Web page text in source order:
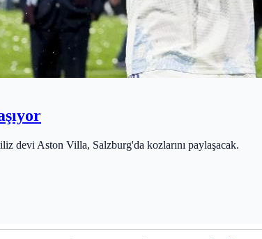
devi Aston Villa, Salzburg'da kozlarını paylaşacak.